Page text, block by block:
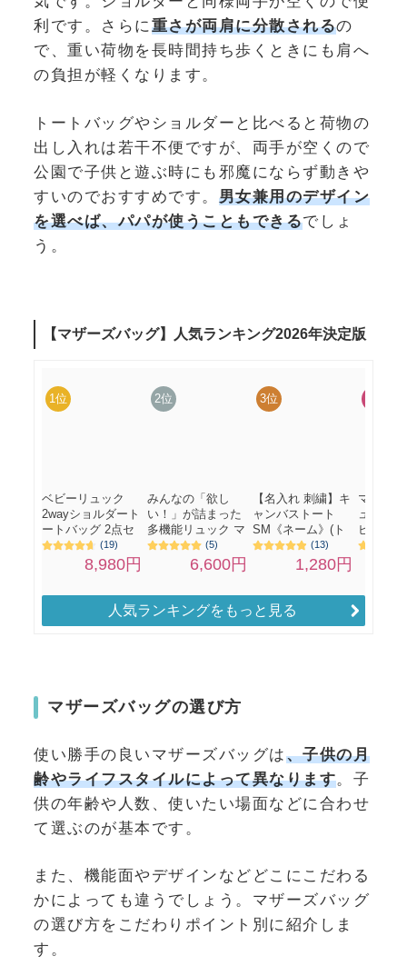
利です。さらに重さが両肩に分散されるの
で、重い荷物を長時間持ち歩くときにも肩へ
の負担が軽くなります。
トートバッグやショルダーと比べると荷物の
出し入れは若干不便ですが、両手が空くので
公園で子供と遊ぶ時にも邪魔にならず動きや
すいのでおすすめです。 男女兼用のデザイン
を選べば、パパが使うこともできるでしょ
う。
人気ランキングをもっと見る
マザーズバッグの選び方
使い勝手の良いマザーズバッグは、子供の月
齢やライフスタイルによって異なります。子
供の年齢や人数、使いたい場面などに合わせ
て選ぶのが基本です。
また、機能面やデザインなどどこにこだわる
かによっても違うでしょう。マザーズバッグ
の選び方をこだわりポイント別に紹介しま
す。